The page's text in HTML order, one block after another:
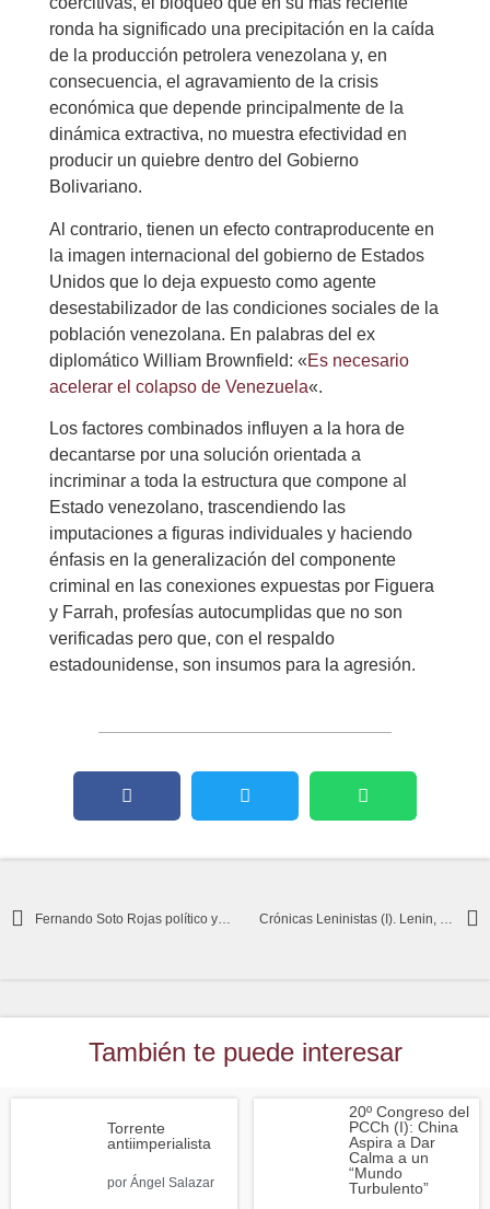
ronda ha significado una precipitación en la caída
de la producción petrolera venezolana y, en
consecuencia, el agravamiento de la crisis
económica que depende principalmente de la
dinámica extractiva, no muestra efectividad en
producir un quiebre dentro del Gobierno
Bolivariano.
Al contrario, tienen un efecto contraproducente en
la imagen internacional del gobierno de Estados
Unidos que lo deja expuesto como agente
desestabilizador de las condiciones sociales de la
población venezolana. En palabras del ex
diplomático William Brownfield: «Es necesario
acelerar el colapso de Venezuela«.
Los factores combinados influyen a la hora de
decantarse por una solución orientada a
incriminar a toda la estructura que compone al
Estado venezolano, trascendiendo las
imputaciones a figuras individuales y haciendo
énfasis en la generalización del componente
criminal en las conexiones expuestas por Figuera
y Farrah, profesías autocumplidas que no son
verificadas pero que, con el respaldo
estadounidense, son insumos para la agresión.
Fernando Soto Rojas político y exguerrillero: Los revolucionarios trabajamos sin descanso Crónicas Leninistas (I). Lenin, el gato en el agua PARA CAMARADAS
También te puede interesar
Torrente
antiimperialista
porÁngel Salazar
20º Congreso del
PCCh (I): China
Aspira a Dar
Calma a un
“Mundo
Turbulento”